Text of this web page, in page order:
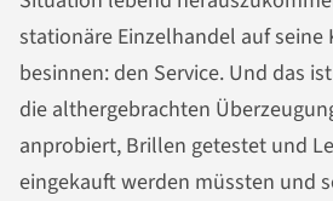
stationäre Einzelhandel auf seine
besinnen: den Service. Und das
die althergebrachten
anprobiert, Brillen getestet und
eingekauft werden müssten und